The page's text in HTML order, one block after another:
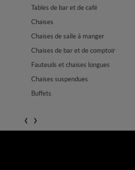
Tables de bar et de café
Chaises
Chaises de salle à manger
Chaises de bar et de comptoir
Fauteuils et chaises longues
Chaises suspendues
Buffets
‹ ›